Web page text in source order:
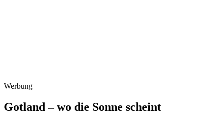
Werbung
Gotland – wo die Sonne scheint